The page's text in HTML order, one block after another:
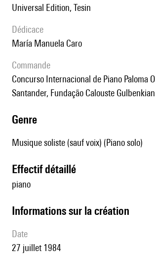
Universal Edition, Tesin
Dédicace
María Manuela Caro
Commande
Concurso Internacional de Piano Paloma O’Shea de
Santander, Fundação Calouste Gulbenkian
genre
Musique soliste (sauf voix) (Piano solo)
effectif détaillé
piano
informations sur la création
date
27 juillet 1984